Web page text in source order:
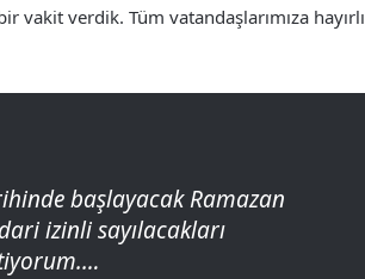
vakit verdik. Tüm vatandaşlarımıza hayırlı
başlayacak Ramazan
izinli sayılacakları